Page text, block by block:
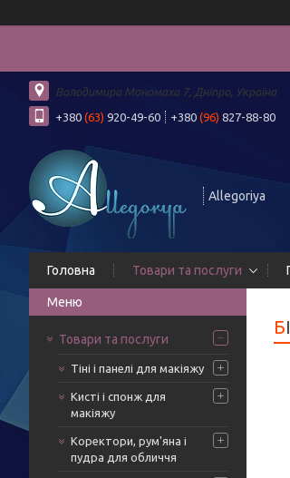
Володимира Мономаха 7, Дніпро, Україна
+380 (63) 920-49-60 +380 (96) 827-88-80
Allegoriya
Головна Товари та послуги
Товари та послуги
Тіні і панелі для макіяжу
Кисті і спонж для
макіяжу
Коректори, рум'яна і
пудра для обличчя